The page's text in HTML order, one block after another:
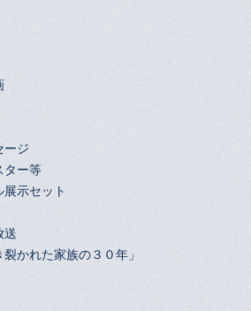
ージ
ター等
示セット
送
かれた家族の３０年」